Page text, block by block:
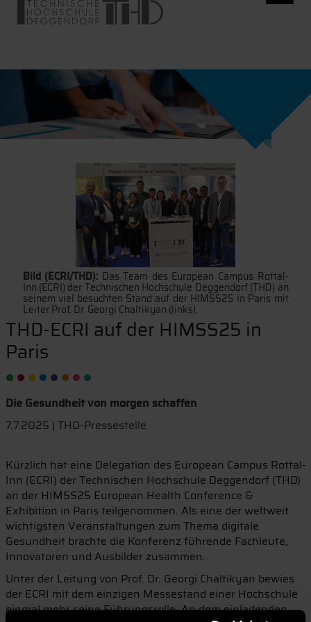
Bild (ECRI/THD): Das Team des European Campus Rottal-
Inn (ECRI) der Technischen Hochschule Deggendorf (THD) an
seinem viel besuchten Stand auf der HIMSS25 in Paris mit
Leiter Prof. Dr. Georgi Chaltikyan (links).
THD-ECRI auf der HIMSS25 in
Paris
Die Gesundheit von morgen schaffen
7.7.2025 | THD-Pressestelle
Kürzlich hat eine Delegation des European Campus Rottal-
Inn (ECRI) der Technischen Hochschule Deggendorf (THD)
an der HIMSS25 European Health Conference &
Exhibition in Paris teilgenommen. Als eine der weltweit
wichtigsten Veranstaltungen zum Thema digitale
Gesundheit brachte die Konferenz führende Fachleute,
Innovatoren und Ausbilder zusammen.
Unter der Leitung von Prof. Dr. Georgi Chaltikyan bewies
der ECRI mit dem einzigen Messestand einer Hochschule
einmal mehr seine Führungsrolle. An dem einladenden